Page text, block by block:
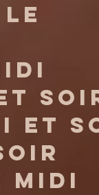
et
midi